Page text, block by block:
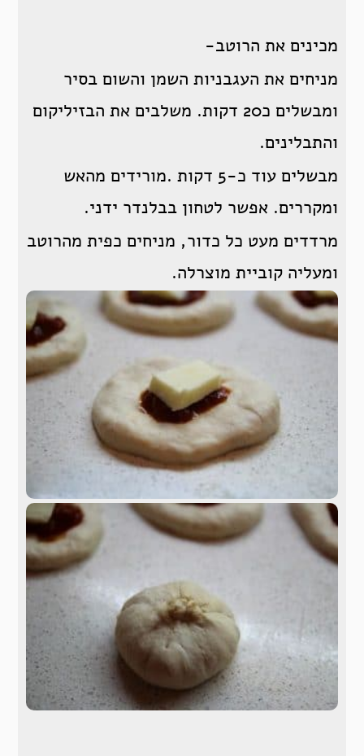
מכינים את הרוטב-
מניחים את העגבניות השמן והשום בסיר
ומבשלים כ20 דקות. משלבים את הבזיליקום
והתבלינים.
מבשלים עוד כ-5 דקות .מורידים מהאש
ומקררים. אפשר לטחון בבלנדר ידני.
מרדדים מעט כל כדור, מניחים כפית מהרוטב
ומעליה קוביית מוצרלה.